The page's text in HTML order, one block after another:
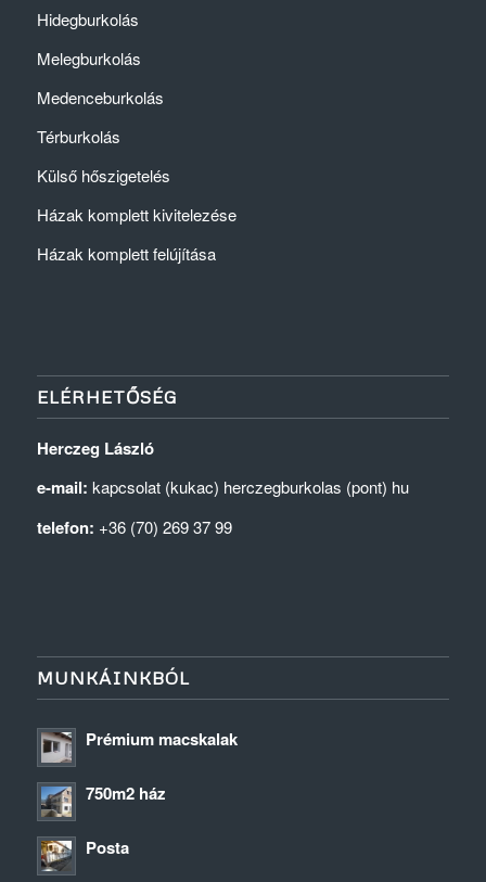
Hidegburkolás
Melegburkolás
Medenceburkolás
Térburkolás
Külső hőszigetelés
Házak komplett kivitelezése
Házak komplett felújítása
ELÉRHETŐSÉG
Herczeg László
e-mail: kapcsolat (kukac) herczegburkolas (pont) hu
telefon: +36 (70) 269 37 99
MUNKÁINKBÓL
Prémium macskalak
750m2 ház
Posta